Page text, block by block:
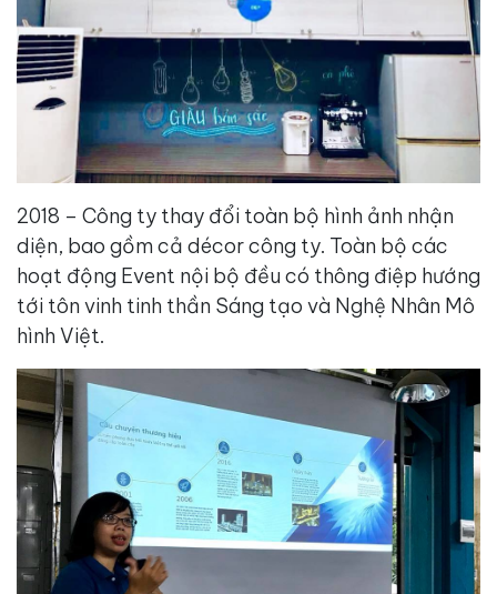
2018 – Công ty thay đổi toàn bộ hình ảnh nhận
diện, bao gồm cả décor công ty. Toàn bộ các
hoạt động Event nội bộ đều có thông điệp hướng
tới tôn vinh tinh thần Sáng tạo và Nghệ Nhân Mô
hình Việt.